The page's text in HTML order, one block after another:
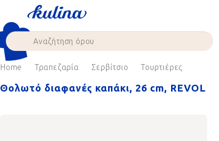
content
Home Τραπεζαρία Σερβίτσιο Τουρτιέρες
Θολωτό διαφανές καπάκι, 26 cm, REVOL